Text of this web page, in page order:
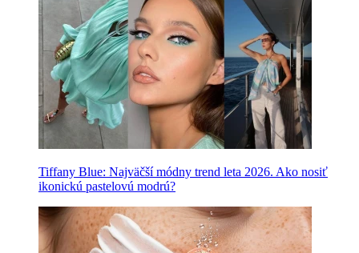
Tiffany Blue: Najväčší módny trend leta 2026. Ako nosiť
ikonickú pastelovú modrú?